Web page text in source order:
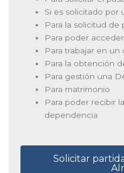
Si es solicitado por
Para la solicitud de
Para poder
Para trabajar en un
Para la obtención
Para gestión una
Para matrimonio
Para poder recibir
dependencia
Solicitar